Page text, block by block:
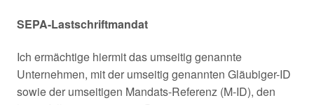
SEPA-Lastschriftmandat
Ich ermächtige hiermit das umseitig genannte
Unternehmen, mit der umseitig genannten Gläubiger-ID
sowie der umseitigen Mandats-Referenz (M-ID), den